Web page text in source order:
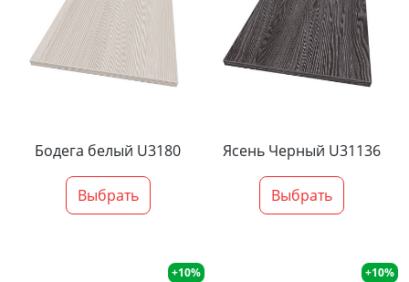
Бодега белый U3180
Выбрать
Ясень Черный U31136
Выбрать
+10% +10%